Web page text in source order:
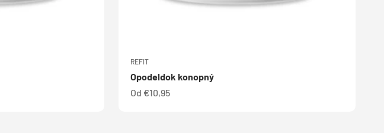
REFIT
Opodeldok konopný
Predajná cena
Od €10,95